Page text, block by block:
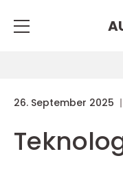
26. September 2025